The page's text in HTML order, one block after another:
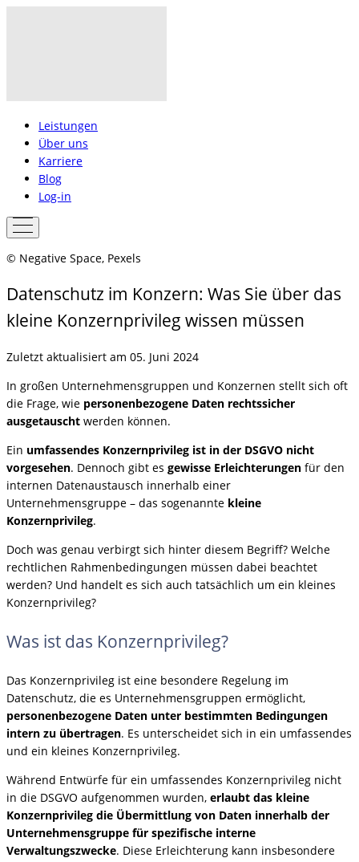
Leistungen
Über uns
Karriere
Blog
Log-in
© Negative Space, Pexels
Datenschutz im Konzern: Was Sie über das
kleine Konzernprivileg wissen müssen
Zuletzt aktualisiert am 05. Juni 2024
In großen Unternehmensgruppen und Konzernen stellt sich oft
die Frage, wie personenbezogene Daten rechtssicher
ausgetauscht werden können.
Ein umfassendes Konzernprivileg ist in der DSGVO nicht
vorgesehen. Dennoch gibt es gewisse Erleichterungen für den
internen Datenaustausch innerhalb einer
Unternehmensgruppe – das sogenannte kleine
Konzernprivileg.
Doch was genau verbirgt sich hinter diesem Begriff? Welche
rechtlichen Rahmenbedingungen müssen dabei beachtet
werden? Und handelt es sich auch tatsächlich um ein kleines
Konzernprivileg?
Was ist das Konzernprivileg?
Das Konzernprivileg ist eine besondere Regelung im
Datenschutz, die es Unternehmensgruppen ermöglicht,
personenbezogene Daten unter bestimmten Bedingungen
intern zu übertragen. Es unterscheidet sich in ein umfassendes
und ein kleines Konzernprivileg.
Während Entwürfe für ein umfassendes Konzernprivileg nicht
in die DSGVO aufgenommen wurden, erlaubt das kleine
Konzernprivileg die Übermittlung von Daten innerhalb der
Unternehmensgruppe für spezifische interne
Verwaltungszwecke. Diese Erleichterung kann insbesondere